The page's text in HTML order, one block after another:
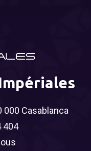
000 Casablanca
404